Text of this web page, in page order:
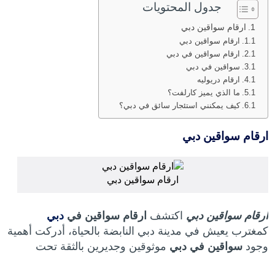
جدول المحتويات
ارقام سواقين دبي
ارقام سواقين دبي
ارقام سواقين في دبي
سواقين في دبي
ارقام دريوليه
ما الذي يميز كارلفت؟
كيف يمكنني استئجار سائق في دبي؟
ارقام سواقين دبي
ارقام سواقين دبي
ارقام سواقين دبي اكتشف ارقام سواقين فيدبي
كمغترب يعيش في مدينة دبي النابضة بالحياة، أدركت أهمية
وجودسواقين في دبي موثوقين وجديرين بالثقة تحت